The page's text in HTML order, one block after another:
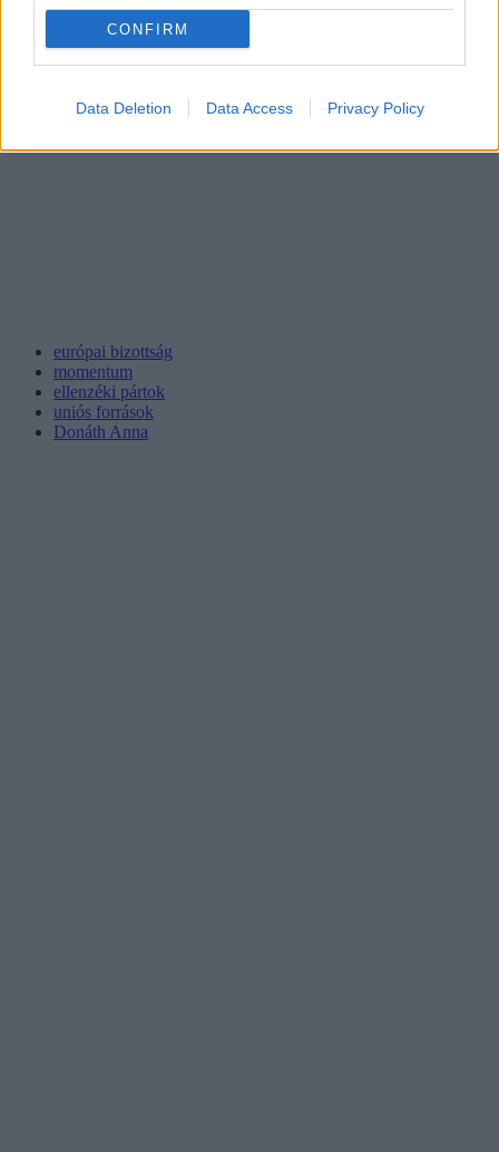
CONFIRM
Data Deletion Data Access Privacy Policy
európai bizottság
momentum
ellenzéki pártok
uniós források
Donáth Anna